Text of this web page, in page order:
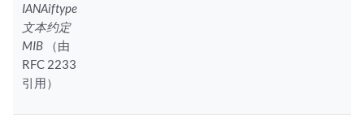
IANAiftype
文本约定
MIB （由
RFC 2233
引用）